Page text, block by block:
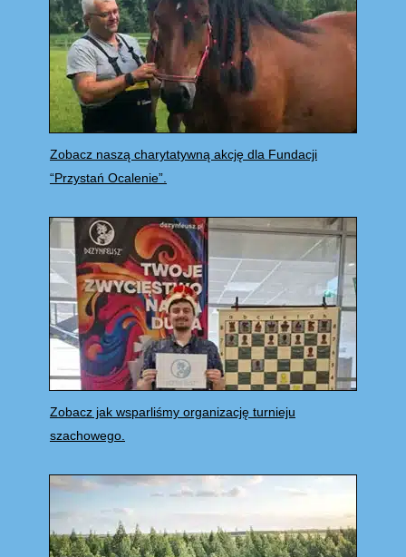
Zobacz naszą charytatywną akcję dla Fundacji
“Przystań Ocalenie”.
Zobacz jak wsparliśmy organizację turnieju
szachowego.